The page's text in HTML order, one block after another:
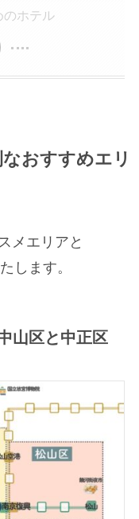
のホテル
なおすすめエリ
メエリアと
します。
山区と中正区